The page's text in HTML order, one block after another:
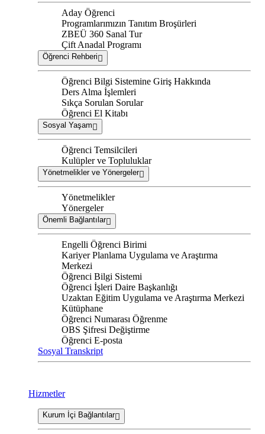
Aday Öğrenci
Programlarımızın Tanıtım Broşürleri
ZBEÜ 360 Sanal Tur
Çift Anadal Programı
Öğrenci Rehberi
Öğrenci Bilgi Sistemine Giriş Hakkında
Ders Alma İşlemleri
Sıkça Sorulan Sorular
Öğrenci El Kitabı
Sosyal Yaşam
Öğrenci Temsilcileri
Kulüpler ve Topluluklar
Yönetmelikler ve Yönergeler
Yönetmelikler
Yönergeler
Önemli Bağlantılar
Engelli Öğrenci Birimi
Kariyer Planlama Uygulama ve Araştırma
Merkezi
Öğrenci Bilgi Sistemi
Öğrenci İşleri Daire Başkanlığı
Uzaktan Eğitim Uygulama ve Araştırma Merkezi
Kütüphane
Öğrenci Numarası Öğrenme
OBS Şifresi Değiştirme
Öğrenci E-posta
Sosyal Transkript
Hizmetler
Kurum İçi Bağlantılar